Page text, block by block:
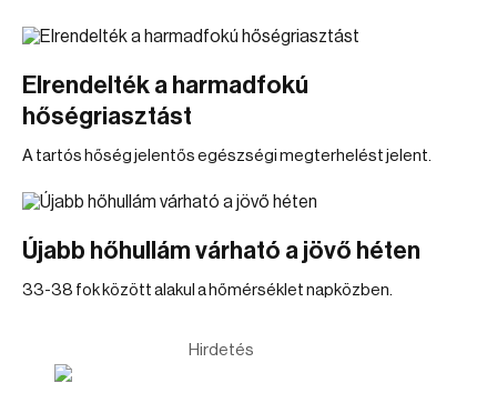
Elrendelték a harmadfokú
hőségriasztást
A tartós hőség jelentős egészségi megterhelést jelent.
Újabb hőhullám várható a jövő héten
33-38 fok között alakul a hőmérséklet napközben.
Hirdetés